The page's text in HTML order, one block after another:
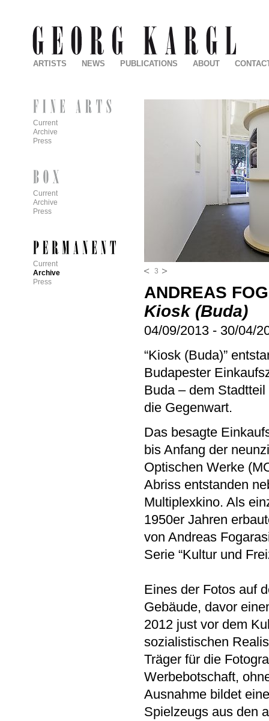
3
ANDREAS
Kiosk (Buda)
04/09/2013 - 30/04/
“Kiosk (Buda)”
Budapester
Buda – dem
die Gegenwart.
Das besagte
bis Anfang der
Optischen Werke
Abriss entstanden
Multiplexkino. Als
1950er Jahren
von Andreas
Serie “Kultur und
Eines der Fotos auf
Gebäude, davor
2012 just vor dem
sozialistischen
Träger für die
Werbebotschaft,
Ausnahme bildet
Spielzeugs aus den
ARTISTS NEWS PUBLICATIONS ABOUT
Current
Archive
Press
Current
Archive
Press
Current
Archive
Press